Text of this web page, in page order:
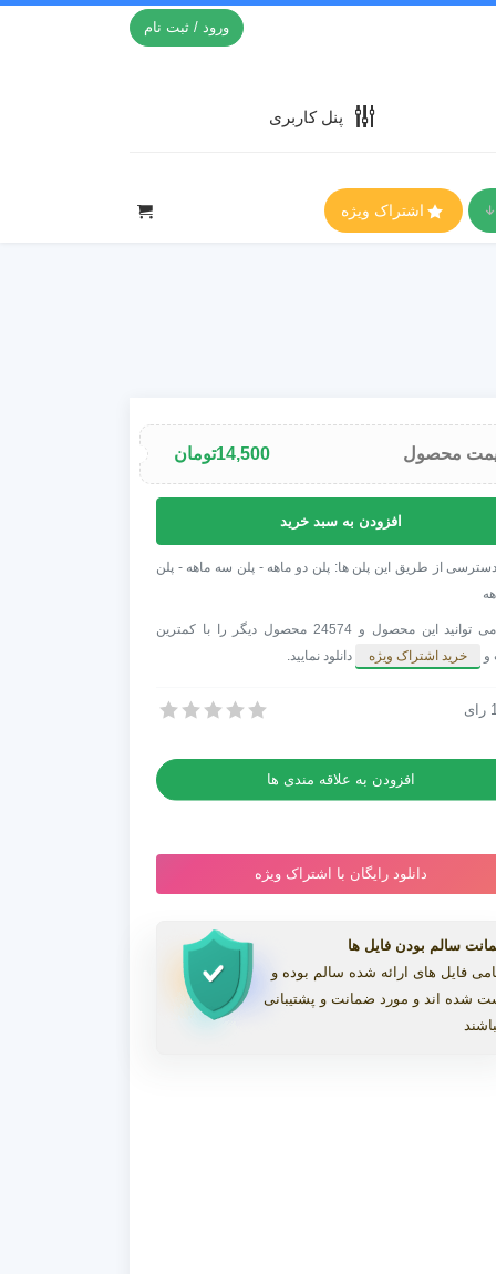
ورود / ثبت نام
پنل کاربری
اشتراک ویژه
محصول 14,500تومان
افزودن به سبد خرید
از طریق این پلن ها: پلن دو ماهه - پلن سه ماهه - پلن
شما می توانید این محصول و 24574 محصول دیگر را با کمترین
و
خرید اشتراک ویژه دانلود نمایید.
60 ابزار کاربردی ادیت جشن عروسی 1 رای
افزودن به علاقه مندی ها
دانلود رایگان با اشتراک ویژه
سالم بودن فایل ها
فایل های ارائه شده سالم بوده و
شده اند و مورد ضمانت و پشتیبانی